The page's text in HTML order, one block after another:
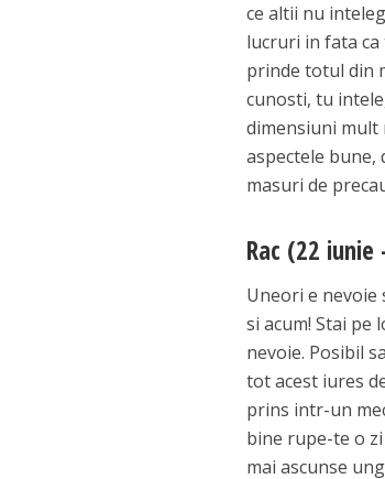
ce altii nu
lucruri in fata
prinde totul din
cunosti, tu
dimensiuni mult
aspectele bune,
masuri de
Rac (22
Uneori e nevoie
si acum! Stai pe
nevoie. Posibil
tot acest iures
prins intr-un
bine rupe-te o
mai ascunse